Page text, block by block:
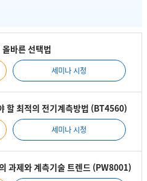
바른 선택법
세미나 시청
할 최적의 전기계측방법 (BT4560)
세미나 시청
과제와 계측기술 트렌드 (PW8001)